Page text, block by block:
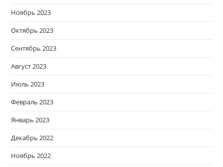
Ноябрь 2023
Октябрь 2023
Сентябрь 2023
Август 2023
Июль 2023
Февраль 2023
Январь 2023
Декабрь 2022
Ноябрь 2022